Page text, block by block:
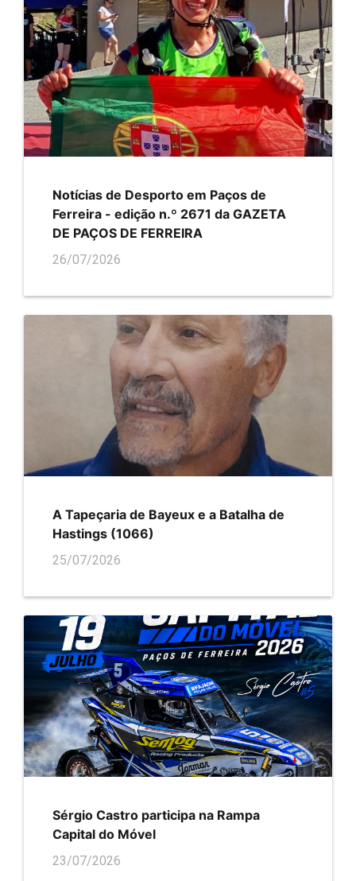
Notícias de Desporto em Paços de
Ferreira - edição n.º 2671 da GAZETA
DE PAÇOS DE FERREIRA
26/07/2026
A Tapeçaria de Bayeux e a Batalha de
Hastings (1066)
25/07/2026
Sérgio Castro participa na Rampa
Capital do Móvel
23/07/2026